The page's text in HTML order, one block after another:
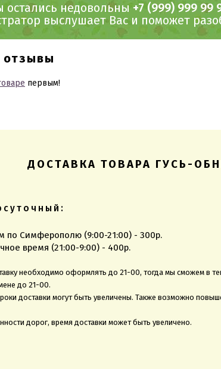
остались недовольны+7 (999) 999 99
выслушает Вас и поможет
отзывы
первым!
ДОСТАВКА ТОВАРА ГУСЬ-
по Симферополю (9:00-21:00) - 300р.
время (21:00-9:00) - 400р.
необходимо оформлять до 21-00, тогда мы сможем в
до 21-00.
доставки могут быть увеличены. Также возможно
дорог, время доставки может быть увеличено.